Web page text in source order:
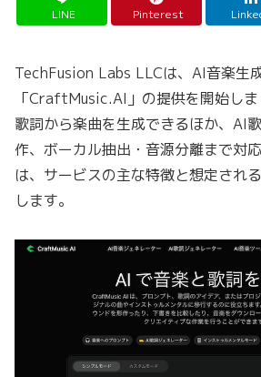
LINE Pinterest
TechFusion Labs LLCは、AI音楽生
「CraftMusic.AI」の提供を開始し
歌詞から楽曲を生成できるほか、AI
作、ボーカル抽出・音源分離まで対
は、サービスの主な特徴と想定され
します。